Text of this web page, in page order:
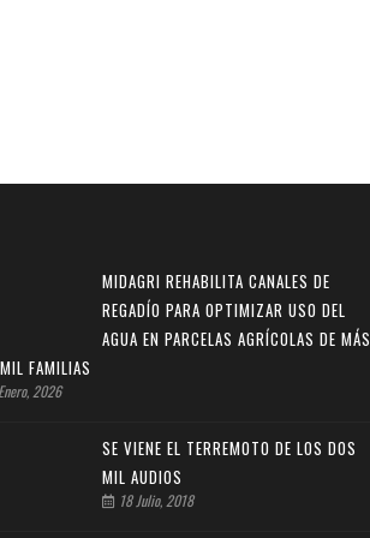
MIDAGRI REHABILITA CANALES DE
REGADÍO PARA OPTIMIZAR USO DEL
AGUA EN PARCELAS AGRÍCOLAS DE MÁS
FAMILIAS
2026
SE VIENE EL TERREMOTO DE LOS DOS
MIL AUDIOS
18 Julio, 2018